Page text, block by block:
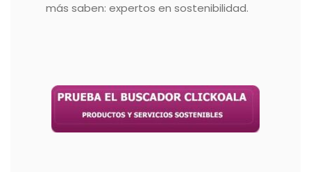
más saben: expertos en sostenibilidad.